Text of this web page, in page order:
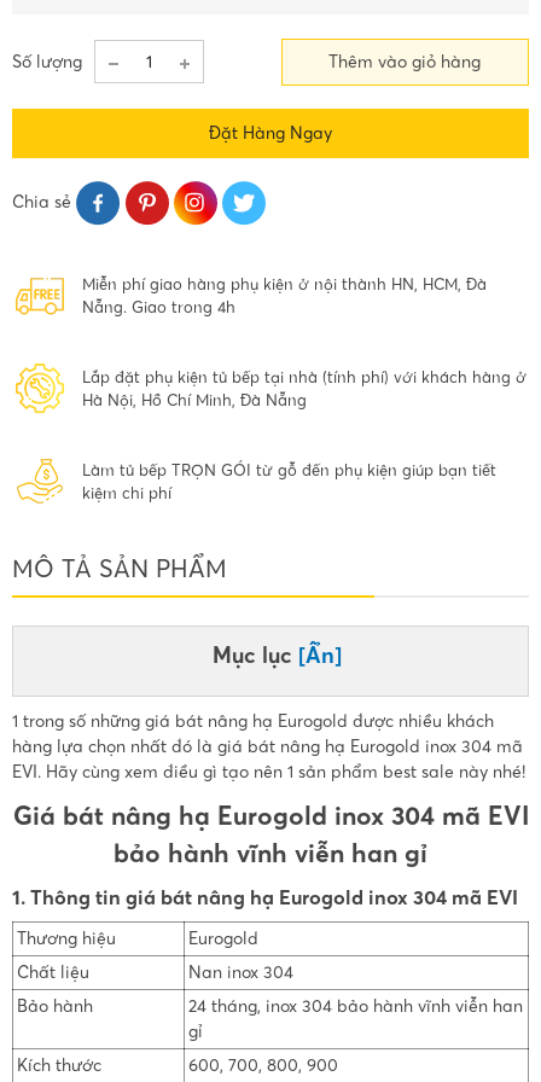
Số lượng Thêm vào giỏ hàng
Đặt Hàng Ngay
Chia sẻ
Miễn phí giao hàng phụ kiện ở nội thành HN, HCM, Đà
Nẵng. Giao trong 4h
Lắp đặt phụ kiện tủ bếp tại nhà (tính phí) với khách hàng ở
Hà Nội, Hồ Chí Minh, Đà Nẵng
Làm tủ bếp TRỌN GÓI từ gỗ đến phụ kiện giúp bạn tiết
kiệm chi phí
MÔ TẢ SẢN PHẨM
Mục lục [Ẩn]
1 trong số những giá bát nâng hạ Eurogold được nhiều khách
hàng lựa chọn nhất đó là giá bát nâng hạ Eurogold inox 304 mã
EVI. Hãy cùng xem điều gì tạo nên 1 sản phẩm best sale này nhé!
Giá bát nâng hạ Eurogold inox 304 mã EVI
bảo hành vĩnh viễn han gỉ
1. Thông tin giá bát nâng hạ Eurogold inox 304 mã EVI
Thương hiệu
Eurogold
Chất liệu
Nan inox 304
Bảo hành
24 tháng, inox 304 bảo hành vĩnh viễn han
gỉ
Kích thước
600, 700, 800, 900